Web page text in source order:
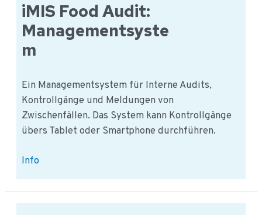
Eingangskontrollen?
iMIS Food Audit:
Managementsyste
m
Ein Managementsystem für Interne Audits,
Kontrollgänge und Meldungen von
Zwischenfällen. Das System kann Kontrollgänge
übers Tablet oder Smartphone durchführen.
iMIS
Audit:
Managementsystem
Info